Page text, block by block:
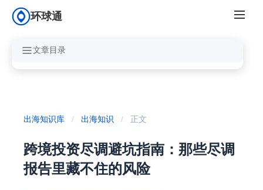
环球通
文章目录
出海知识库 / 出海知识 / 正文
跨境投资尽调避坑指南：那些尽调
报告里藏不住的风险